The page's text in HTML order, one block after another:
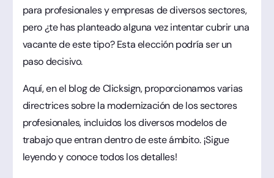
para profesionales y empresas de diversos sectores,
pero ¿te has planteado alguna vez intentar cubrir una
vacante de este tipo? Esta elección podría ser un
paso decisivo.
Aquí, en el blog de Clicksign, proporcionamos varias
directrices sobre la modernización de los sectores
profesionales, incluidos los diversos modelos de
trabajo que entran dentro de este ámbito. ¡Sigue
leyendo y conoce todos los detalles!